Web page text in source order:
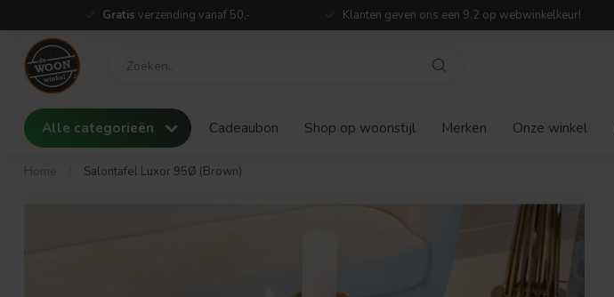
Gratis verzending vanaf 50,- Klanten geven ons een 9,2 op webwinkelkeur!
Alle categorieën Cadeaubon Shop op woonstijl Merken Onze winkel
Home Salontafel Luxor 95Ø (Brown)